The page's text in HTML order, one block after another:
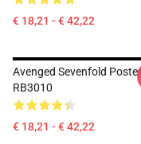
€ 18,21 - € 42,22
Avenged Sevenfold Poster
RB3010
€ 18,21 - € 42,22